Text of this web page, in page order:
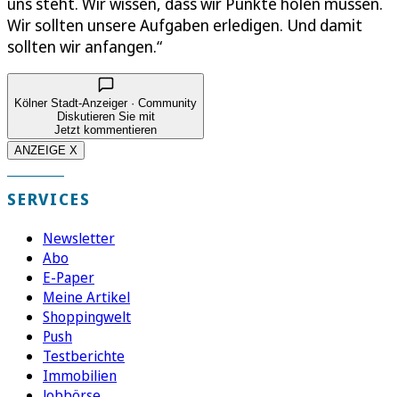
Wir sollten unsere Aufgaben erledigen. Und damit
sollten wir anfangen.“
Kölner Stadt-Anzeiger · Community
Diskutieren Sie mit
Jetzt kommentieren
ANZEIGE X
SERVICES
Newsletter
Abo
E-Paper
Meine Artikel
Shoppingwelt
Push
Testberichte
Immobilien